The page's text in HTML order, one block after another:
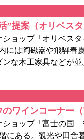
”提案（オリベス
ョップ「オリベス
には陶磁器や飛騨春
ンな木工家具などが並
のワインコーナー
ョップ「富士の国
にある。観光や田舎